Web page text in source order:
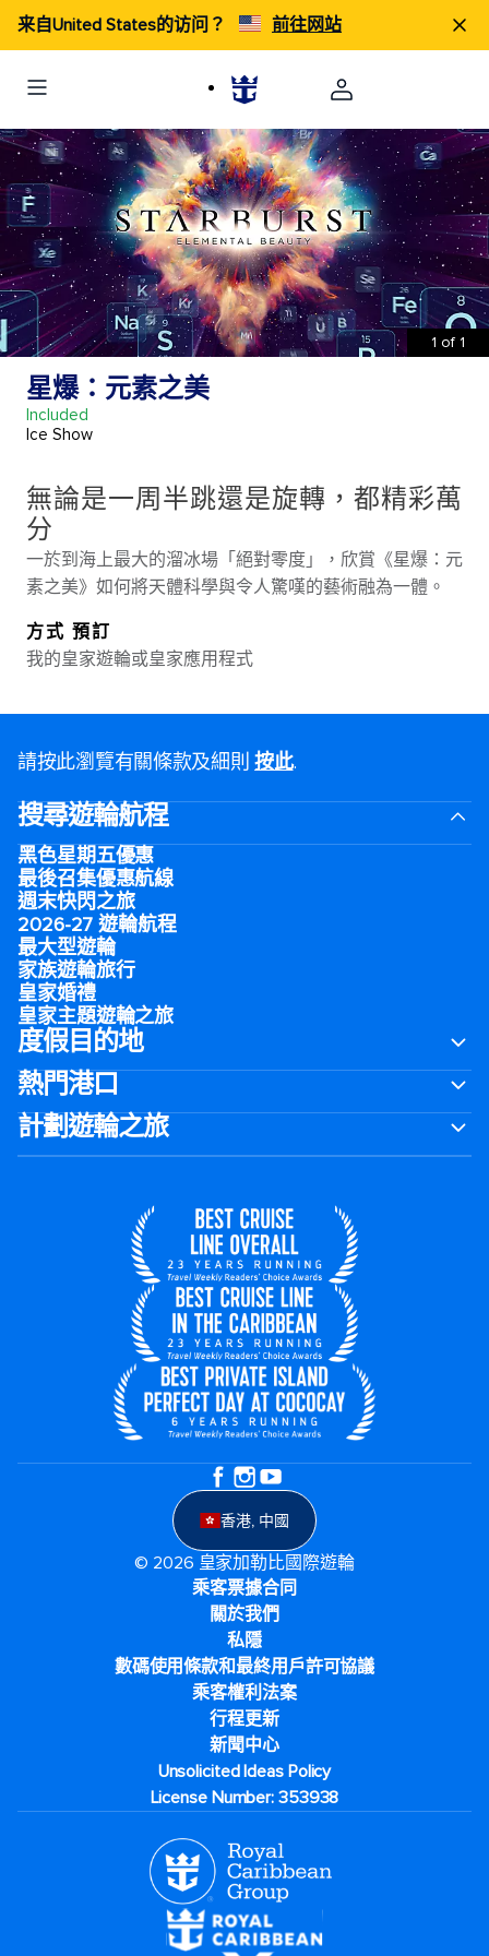
来自United States的访问？ 前往网站
1 of 1
星爆：元素之美
Included
Ice Show
無論是一周半跳還是旋轉，都精彩萬
分
一於到海上最大的溜冰場「絕對零度」，欣賞《星爆：元
素之美》如何將天體科學與令人驚嘆的藝術融為一體。
方式 預訂
我的皇家遊輪或皇家應用程式
請按此瀏覽有關條款及細則按此.
搜尋遊輪航程
黑色星期五優惠
最後召集優惠航線
週末快閃之旅
2026-27 遊輪航程
最大型遊輪
家族遊輪旅行
皇家婚禮
皇家主題遊輪之旅
度假目的地
熱門港口
計劃遊輪之旅
香港, 中國
© 2026 皇家加勒比國際遊輪
乘客票據合同
關於我們
私隱
數碼使用條款和最終用戶許可協議
乘客權利法案
行程更新
新聞中心
Unsolicited Ideas Policy
License Number: 353938